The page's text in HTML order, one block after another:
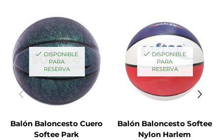
DISPONIBLE
PARA
RESERVA
Balón Baloncesto Cuero
Softee Park
DISPONIBLE
PARA
RESERVA
Balón Baloncesto Softee
Nylon Harlem